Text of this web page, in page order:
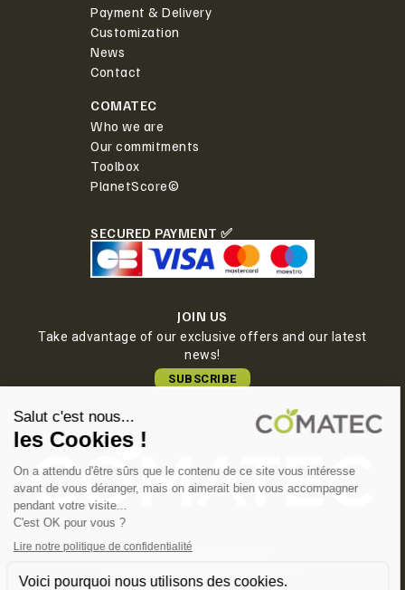
Payment & Delivery
Customization
News
Contact
COMATEC
Who we are
Our commitments
Toolbox
PlanetScore©
SECURED PAYMENT ✅
JOIN US
Take advantage of our exclusive offers and our latest
news!
SUBSCRIBE
COMATEC PACKAGING